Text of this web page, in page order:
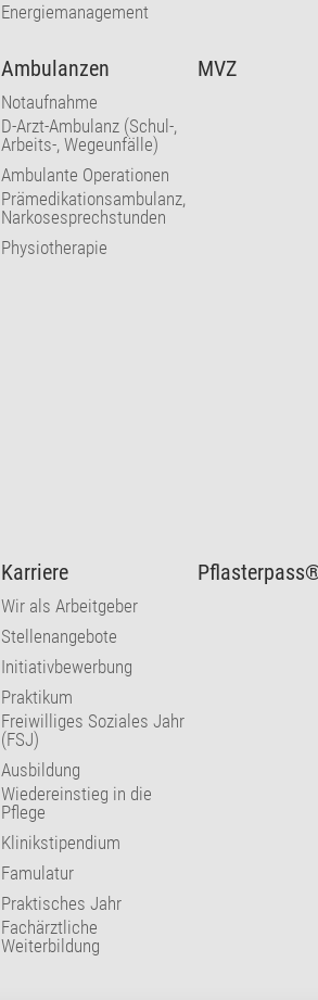
Energiemanagement
Ambulanzen
Notaufnahme
D-Arzt-Ambulanz (Schul-,
Arbeits-, Wegeunfälle)
Ambulante Operationen
Prämedikationsambulanz,
Narkosesprechstunden
Physiotherapie
MVZ
Karriere
Wir als Arbeitgeber
Stellenangebote
Initiativbewerbung
Praktikum
Freiwilliges Soziales Jahr
(FSJ)
Ausbildung
Wiedereinstieg in die
Pflege
Klinikstipendium
Famulatur
Praktisches Jahr
Fachärztliche
Weiterbildung